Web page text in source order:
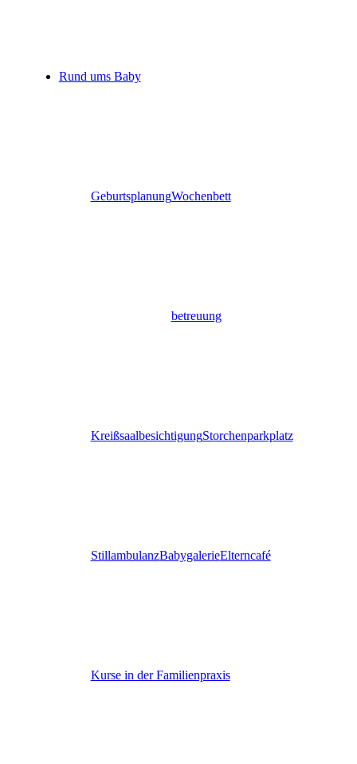
Rund ums Baby
GeburtsplanungWochenbett
betreuung
KreißsaalbesichtigungStorchenparkplatz
StillambulanzBabygalerieElterncafé
Kurse in der Familienpraxis